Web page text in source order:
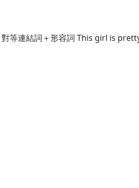
連結詞＋形容詞 This girl is